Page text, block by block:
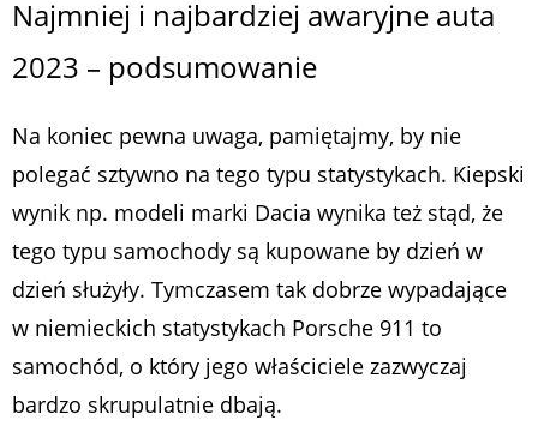
Najmniej i najbardziej awaryjne auta
2023 – podsumowanie
Na koniec pewna uwaga, pamiętajmy, by nie
polegać sztywno na tego typu statystykach. Kiepski
wynik np. modeli marki Dacia wynika też stąd, że
tego typu samochody są kupowane by dzień w
dzień służyły. Tymczasem tak dobrze wypadające
w niemieckich statystykach Porsche 911 to
samochód, o który jego właściciele zazwyczaj
bardzo skrupulatnie dbają.